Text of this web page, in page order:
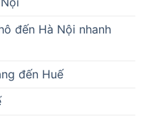
đến Hà Nội nhanh
đến Huế